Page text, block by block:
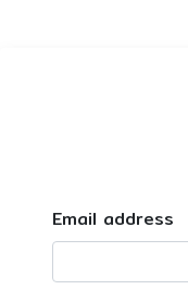
Email address